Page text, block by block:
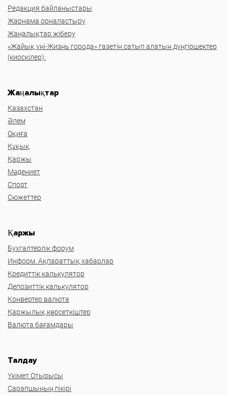
Редакция байланыстары
Жарнама орналастыру
Жаңалықтар жіберу
«Жайық үні-Жизнь города» газетін сатып алатын дүңгіршектер
(киоскілер):
Жаңалықтар
Казахстан
Әлем
Оқиға
Құқық
Қаржы
Мәдениет
Спорт
Сюжеттер
Қаржы
Бухгалтерлік форум
Информ. Ақпараттық хабарлар
Кредиттік калькулятор
Депозиттік калькулятор
Конвертер валюта
Қаржылық көрсеткіштер
Валюта бағамдары
Талдау
Үкімет Отырысы
Сарапшының пікірі